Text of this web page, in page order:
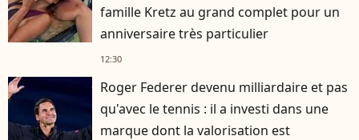
famille Kretz au grand complet pour un
anniversaire très particulier
12:30
Roger Federer devenu milliardaire et pas
qu'avec le tennis : il a investi dans une
marque dont la valorisation est